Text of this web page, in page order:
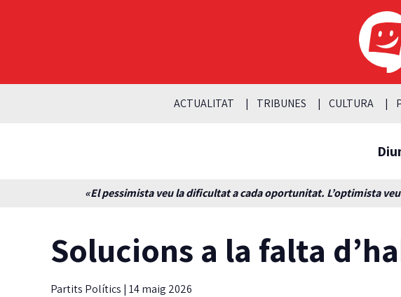
ACTUALITAT TRIBUNES CULTURA
«El pessimista veu la dificultat a cada oportunitat. L’optimista
Solucions a la falta
Partits Polítics | 14 maig 2026